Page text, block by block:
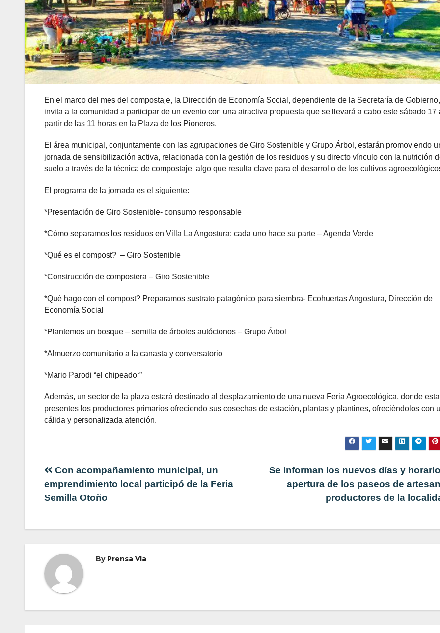
En el marco del mes del compostaje, la Dirección de Economía Social, dependiente de la Secretaría de Gobierno,
invita a la comunidad a participar de un evento con una atractiva propuesta que se llevará a cabo este sábado 17
partir de las 11 horas en la Plaza de los Pioneros.
El área municipal, conjuntamente con las agrupaciones de Giro Sostenible y Grupo Árbol, estarán promoviendo
jornada de sensibilización activa, relacionada con la gestión de los residuos y su directo vínculo con la nutrición
suelo a través de la técnica de compostaje, algo que resulta clave para el desarrollo de los cultivos
El programa de la jornada es el siguiente:
*Presentación de Giro Sostenible- consumo responsable
*Cómo separamos los residuos en Villa La Angostura: cada uno hace su parte – Agenda Verde
*Qué es el compost? – Giro Sostenible
*Construcción de compostera – Giro Sostenible
*Qué hago con el compost? Preparamos sustrato patagónico para siembra- Ecohuertas Angostura, Dirección de
Economía Social
*Plantemos un bosque – semilla de árboles autóctonos – Grupo Árbol
*Almuerzo comunitario a la canasta y conversatorio
*Mario Parodi “el chipeador”
Además, un sector de la plaza estará destinado al desplazamiento de una nueva Feria Agroecológica, donde
presentes los productores primarios ofreciendo sus cosechas de estación, plantas y plantines, ofreciéndolos con
cálida y personalizada atención.
Navegación
de
Se informan los nuevos días y
apertura de los paseos de
productores de la
Con acompañamiento municipal, un
emprendimiento local participó de la Feria
Semilla Otoño
By Prensa Vla